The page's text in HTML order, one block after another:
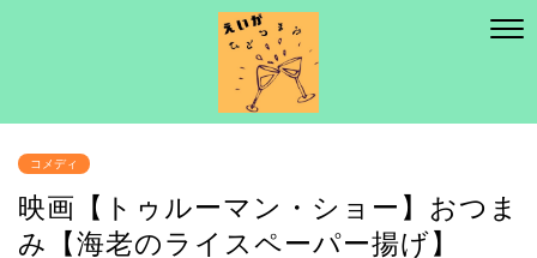
コメディ
映画【トゥルーマン・ショー】おつま
み【海老のライスペーパー揚げ】